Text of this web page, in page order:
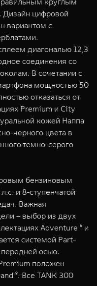
цифровой
вариантом с
диагональю 12,3
соединения со
В сочетании с
мощностью 50
отказаться от
Premium и City
кожей Наппа
черного цвета в
темно-серого
бензиновым
и 8-ступенчатой
Важная
– выбор из двух
Adventure ⁶ и
системой Part-
осью.
положен
⁹. Все TANK 300